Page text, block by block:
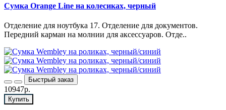
Сумка Orange Line на колесиках, черный
Отделение для ноутбука 17. Отделение для документов.
Передний карман на молнии для аксессуаров. Отде..
Быстрый заказ
10947р.
Купить